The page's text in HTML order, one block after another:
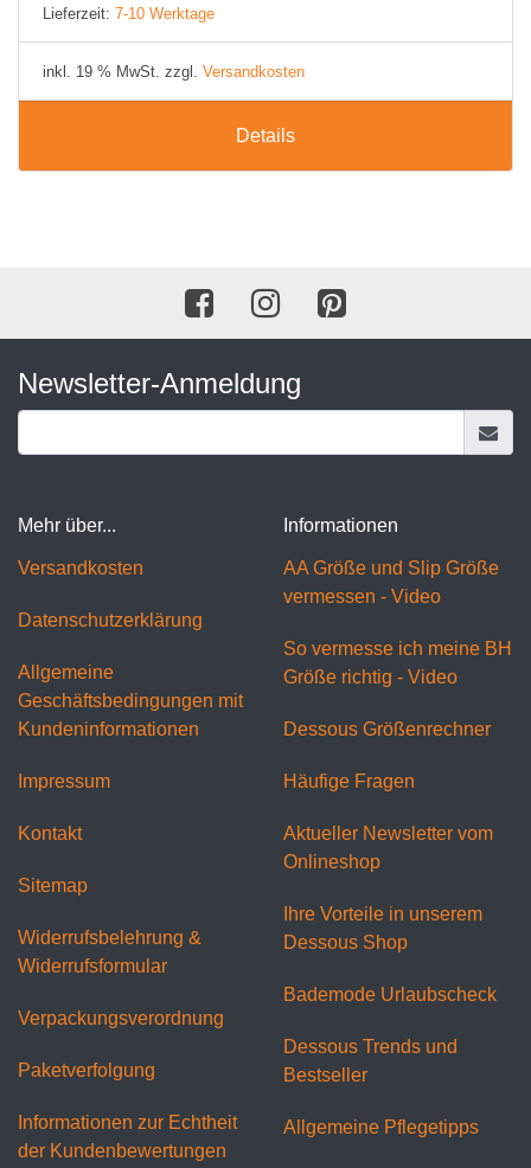
Lieferzeit: 7-10 Werktage
inkl. 19 % MwSt. zzgl. Versandkosten
Details
Newsletter-Anmeldung
Mehr über...
Versandkosten
Datenschutzerklärung
Allgemeine
Geschäftsbedingungen mit
Kundeninformationen
Impressum
Kontakt
Sitemap
Widerrufsbelehrung &
Widerrufsformular
Verpackungsverordnung
Paketverfolgung
Informationen zur Echtheit
der Kundenbewertungen
Informationen
AA Größe und Slip Größe
vermessen - Video
So vermesse ich meine BH
Größe richtig - Video
Dessous Größenrechner
Häufige Fragen
Aktueller Newsletter vom
Onlineshop
Ihre Vorteile in unserem
Dessous Shop
Bademode Urlaubscheck
Dessous Trends und
Bestseller
Allgemeine Pflegetipps